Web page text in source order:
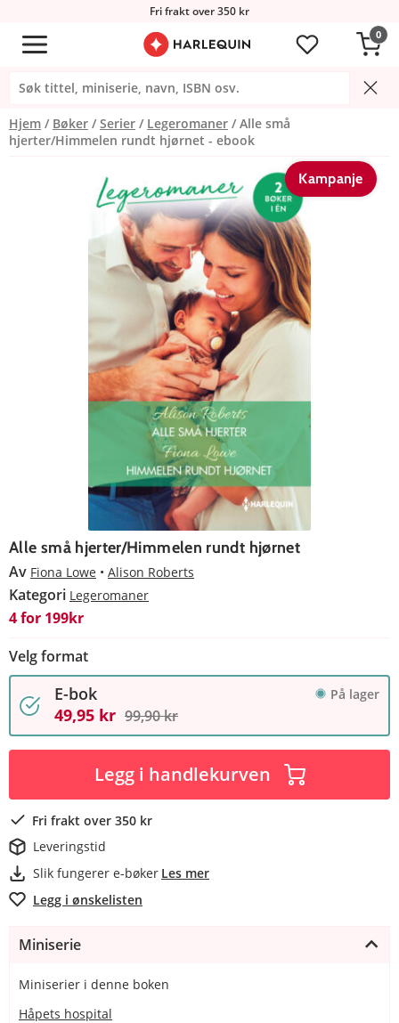
Fri frakt over 350 kr
0
Hjem Bøker Serier Legeromaner
Alle små
hjerter/Himmelen rundt hjørnet - ebook
Kampanje
Alle små hjerter/Himmelen rundt hjørnet
Av Fiona Lowe Alison Roberts
Kategori Legeromaner
4 for 199kr
Velg format
E-bok På lager
49,95 kr 99,90 kr
Legg i handlekurven
Fri frakt over 350 kr
Leveringstid
Slik fungerer e-bøker Les mer
Legg i ønskelisten
Miniserie
Miniserier i denne boken
Håpets hospital